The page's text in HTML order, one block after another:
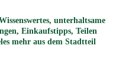
unterhaltsame
Einkaufstipps, Teilen
mehr aus dem Stadtteil